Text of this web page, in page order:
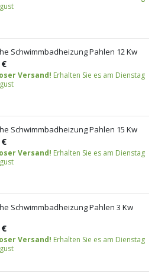
Schwimmbadheizung Pahlen 12 Kw
Versand! Erhalten Sie es am Dienstag
Schwimmbadheizung Pahlen 15 Kw
Versand! Erhalten Sie es am Dienstag
Schwimmbadheizung Pahlen 3 Kw
Versand! Erhalten Sie es am Dienstag